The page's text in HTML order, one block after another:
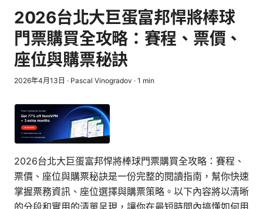
2026台北大巨蛋富邦悍將棒球
門票購買全攻略：賽程、票價、
座位與購票秘訣
2026年4月13日 · Pascal Vinogradov · 1 min
2026台北大巨蛋富邦悍將棒球門票購買全攻略：賽程、
票價、座位與購票秘訣是一份完整的閱讀指南，幫你快速
掌握票務資訊、座位選擇與購票策略。以下內容將以清晰